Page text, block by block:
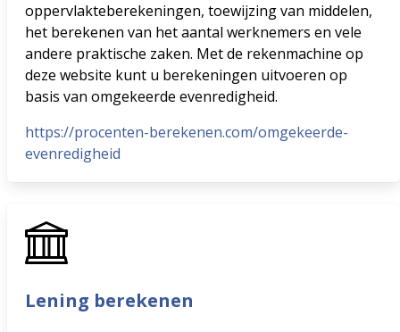
oppervlakteberekeningen, toewijzing van middelen,
het berekenen van het aantal werknemers en vele
andere praktische zaken. Met de rekenmachine op
deze website kunt u berekeningen uitvoeren op
basis van omgekeerde evenredigheid.
https://procenten-berekenen.com/omgekeerde-
evenredigheid
Lening berekenen